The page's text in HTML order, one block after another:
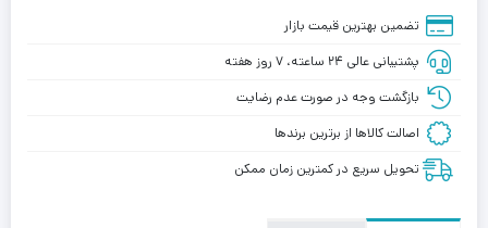
فانتزی
شفاف
سایز
تضمین بهترین قیمت بازار
پشتیبانی عالی ۲۴ ساعته، ۷ روز هفته
بازگشت وجه در صورت عدم رضایت
اصالت کالاها از برترین برندها
تحویل سریع در کمترین زمان ممکن